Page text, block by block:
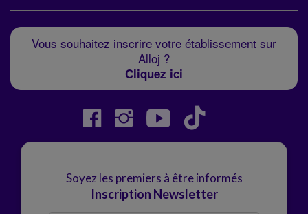
Vous souhaitez inscrire votre établissement sur
Alloj ?
Cliquez ici
Soyez les premiers à être informés
Inscription Newsletter